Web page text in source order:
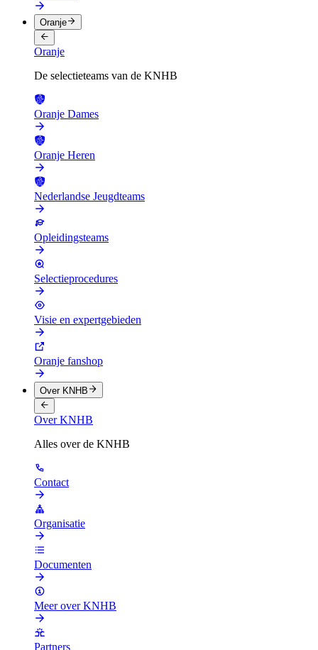
Oranje
Oranje
De selectieteams van de KNHB
Oranje Dames
Oranje Heren
Nederlandse Jeugdteams
Opleidingsteams
Selectieprocedures
Visie en expertgebieden
Oranje fanshop
Over KNHB
Over KNHB
Alles over de KNHB
Contact
Organisatie
Documenten
Meer over KNHB
Partners